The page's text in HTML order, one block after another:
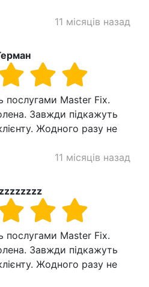
11 місяців назад
послугами Master Fix.
Завжди підкажуть
Жодного разу не
11 місяців назад
послугами Master Fix.
Завжди підкажуть
Жодного разу не